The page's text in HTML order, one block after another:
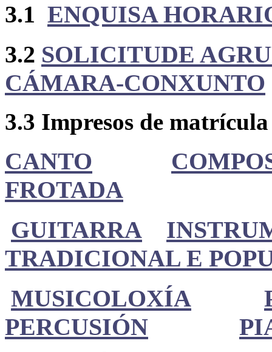
3.1 ENQUISA
3.2 SOLICITUDE
CÁMARA-CONXUNTO
3.3 Impresos de
CANTO
FROTADA
GUITARRA
TRADICIONAL E
MUSICOLOXÍA
PERCUSIÓN